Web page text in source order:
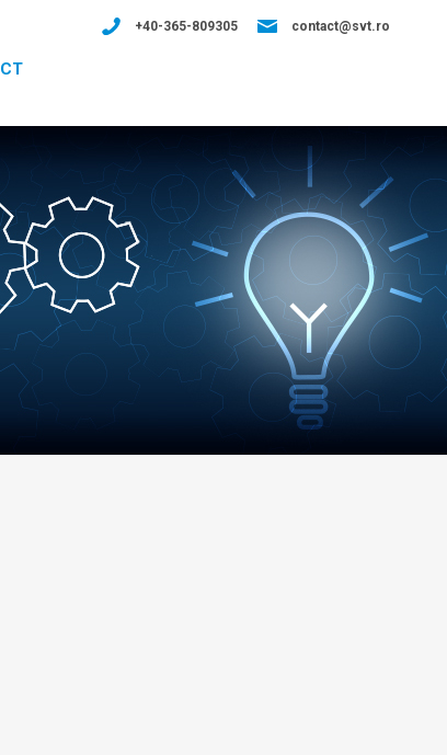
+40-365-809305 contact@svt.ro